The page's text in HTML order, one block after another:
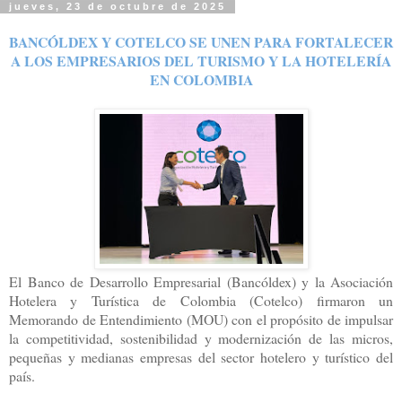
jueves, 23 de octubre de 2025
BANCÓLDEX Y COTELCO SE UNEN PARA FORTALECER
A LOS EMPRESARIOS DEL TURISMO Y LA HOTELERÍA
EN COLOMBIA
El Banco de Desarrollo Empresarial (Bancóldex) y la Asociación
Hotelera y Turística de Colombia (Cotelco) firmaron un
Memorando de Entendimiento (MOU) con el propósito de impulsar
la competitividad, sostenibilidad y modernización de las micros,
pequeñas y medianas empresas del sector hotelero y turístico del
país.